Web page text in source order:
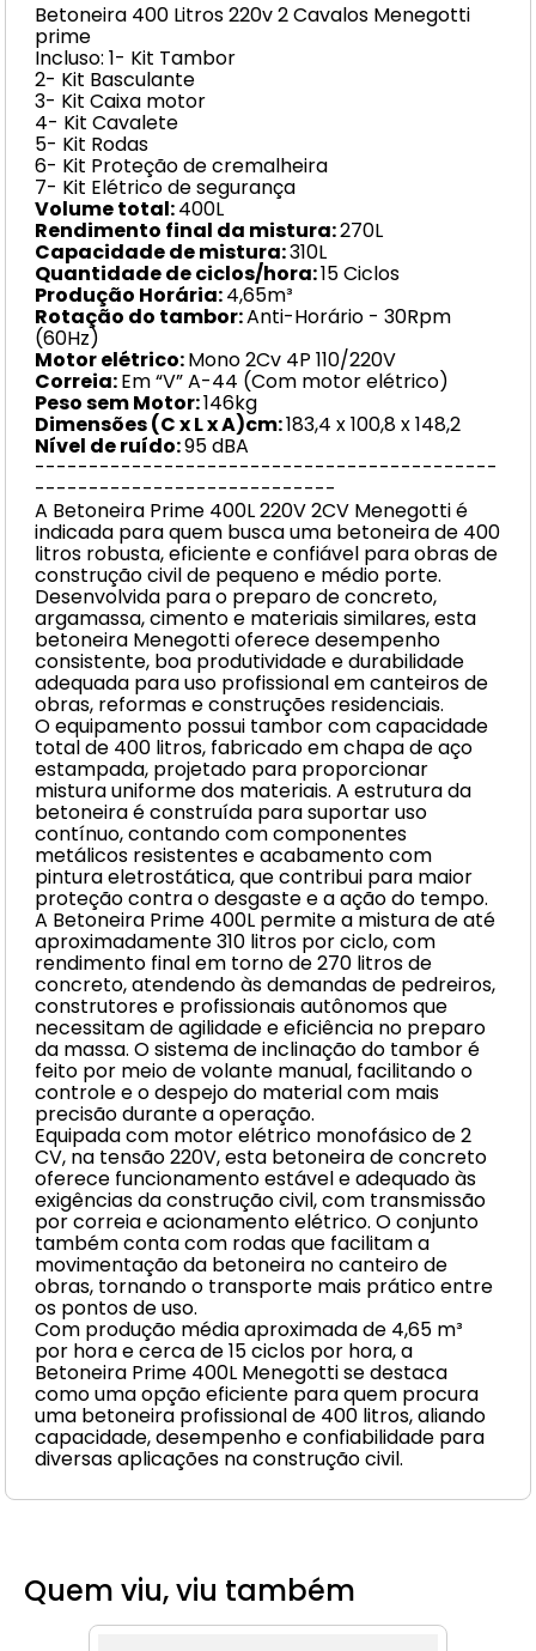
Betoneira 400 Litros 220v 2 Cavalos Menegotti
prime
Incluso: 1- Kit Tambor
2- Kit Basculante
3- Kit Caixa motor
4- Kit Cavalete
5- Kit Rodas
6- Kit Proteção de cremalheira
7- Kit Elétrico de segurança
Volume total:400L
Rendimento final da mistura:270L
Capacidade de mistura:310L
Quantidade de ciclos/hora:15 Ciclos
Produção Horária:4,65m³
Rotação do tambor:Anti-Horário - 30Rpm
(60Hz)
Motor elétrico:Mono 2Cv 4P 110/220V
Correia:Em “V” A-44 (Com motor elétrico)
Peso sem Motor:146kg
Dimensões (C x L x A)cm:183,4 x 100,8 x 148,2
Nível de ruído:95 dBA
-------------------------------------------
----------------------------
A Betoneira Prime 400L 220V 2CV Menegotti é
indicada para quem busca uma betoneira de 400
litros robusta, eficiente e confiável para obras de
construção civil de pequeno e médio porte.
Desenvolvida para o preparo de concreto,
argamassa, cimento e materiais similares, esta
betoneira Menegotti oferece desempenho
consistente, boa produtividade e durabilidade
adequada para uso profissional em canteiros de
obras, reformas e construções residenciais.
O equipamento possui tambor com capacidade
total de 400 litros, fabricado em chapa de aço
estampada, projetado para proporcionar
mistura uniforme dos materiais. A estrutura da
betoneira é construída para suportar uso
contínuo, contando com componentes
metálicos resistentes e acabamento com
pintura eletrostática, que contribui para maior
proteção contra o desgaste e a ação do tempo.
A Betoneira Prime 400L permite a mistura de até
aproximadamente 310 litros por ciclo, com
rendimento final em torno de 270 litros de
concreto, atendendo às demandas de pedreiros,
construtores e profissionais autônomos que
necessitam de agilidade e eficiência no preparo
da massa. O sistema de inclinação do tambor é
feito por meio de volante manual, facilitando o
controle e o despejo do material com mais
precisão durante a operação.
Equipada com motor elétrico monofásico de 2
CV, na tensão 220V, esta betoneira de concreto
oferece funcionamento estável e adequado às
exigências da construção civil, com transmissão
por correia e acionamento elétrico. O conjunto
também conta com rodas que facilitam a
movimentação da betoneira no canteiro de
obras, tornando o transporte mais prático entre
os pontos de uso.
Com produção média aproximada de 4,65 m³
por hora e cerca de 15 ciclos por hora, a
Betoneira Prime 400L Menegotti se destaca
como uma opção eficiente para quem procura
uma betoneira profissional de 400 litros, aliando
capacidade, desempenho e confiabilidade para
diversas aplicações na construção civil.
Quem viu, viu também